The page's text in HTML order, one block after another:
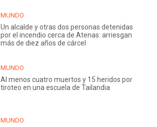
MUNDO
Un alcalde y otras dos personas detenidas
por el incendio cerca de Atenas: arriesgan
más de diez años de cárcel
MUNDO
Al menos cuatro muertos y 15 heridos por
tiroteo en una escuela de Tailandia
MUNDO